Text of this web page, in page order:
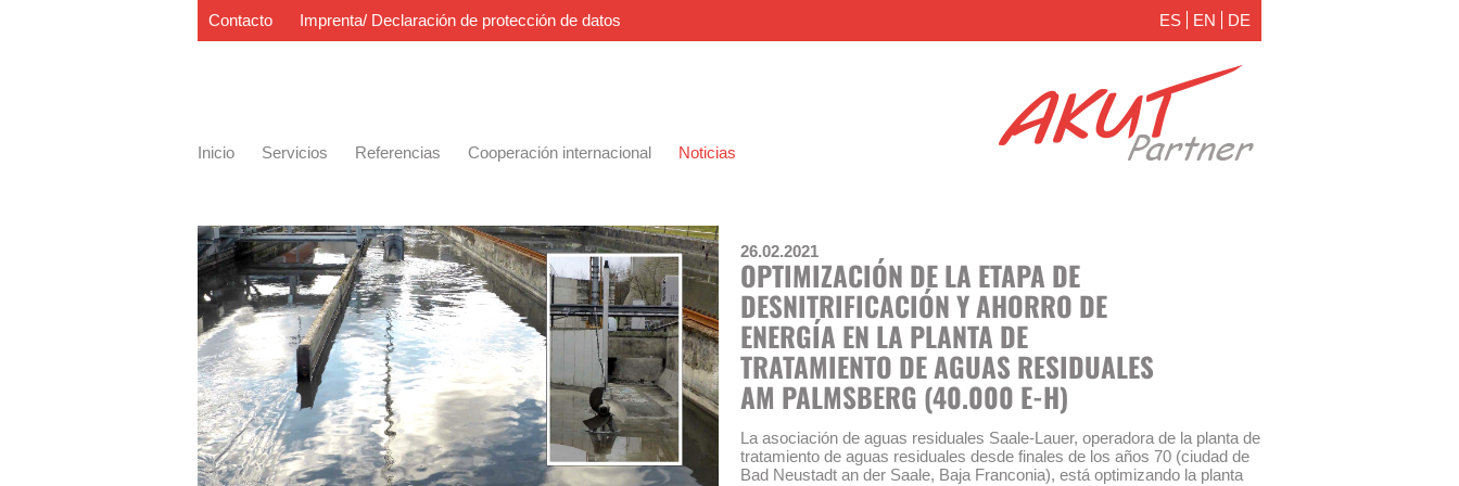
Contacto Imprenta/ Declaración de protección de datos ES EN DE
Inicio Servicios Referencias Cooperación internacional Noticias
26.02.2021
OPTIMIZACIÓN DE LA ETAPA DE
DESNITRIFICACIÓN Y AHORRO DE
ENERGÍA EN LA PLANTA DE
TRATAMIENTO DE AGUAS RESIDUALES
AM PALMSBERG (40.000 E-H)
La asociación de aguas residuales Saale-Lauer, operadora de la planta de
tratamiento de aguas residuales desde finales de los años 70 (ciudad de
Bad Neustadt an der Saale, Baja Franconia), está optimizando la planta